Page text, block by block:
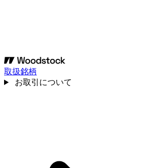
取扱銘柄
お取引について